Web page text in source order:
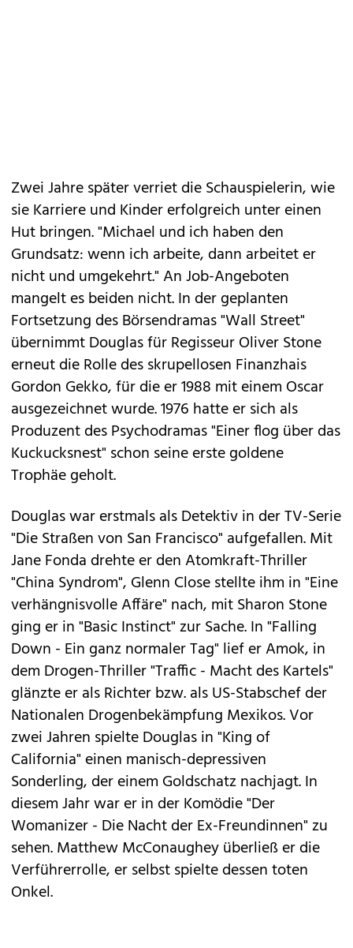
Zwei Jahre später verriet die Schauspielerin, wie
sie Karriere und Kinder erfolgreich unter einen
Hut bringen. "Michael und ich haben den
Grundsatz: wenn ich arbeite, dann arbeitet er
nicht und umgekehrt." An Job-Angeboten
mangelt es beiden nicht. In der geplanten
Fortsetzung des Börsendramas "Wall Street"
übernimmt Douglas für Regisseur Oliver Stone
erneut die Rolle des skrupellosen Finanzhais
Gordon Gekko, für die er 1988 mit einem Oscar
ausgezeichnet wurde. 1976 hatte er sich als
Produzent des Psychodramas "Einer flog über das
Kuckucksnest" schon seine erste goldene
Trophäe geholt.
Douglas war erstmals als Detektiv in der TV-Serie
"Die Straßen von San Francisco" aufgefallen. Mit
Jane Fonda drehte er den Atomkraft-Thriller
"China Syndrom", Glenn Close stellte ihm in "Eine
verhängnisvolle Affäre" nach, mit Sharon Stone
ging er in "Basic Instinct" zur Sache. In "Falling
Down - Ein ganz normaler Tag" lief er Amok, in
dem Drogen-Thriller "Traffic - Macht des Kartels"
glänzte er als Richter bzw. als US-Stabschef der
Nationalen Drogenbekämpfung Mexikos. Vor
zwei Jahren spielte Douglas in "King of
California" einen manisch-depressiven
Sonderling, der einem Goldschatz nachjagt. In
diesem Jahr war er in der Komödie "Der
Womanizer - Die Nacht der Ex-Freundinnen" zu
sehen. Matthew McConaughey überließ er die
Verführerrolle, er selbst spielte dessen toten
Onkel.